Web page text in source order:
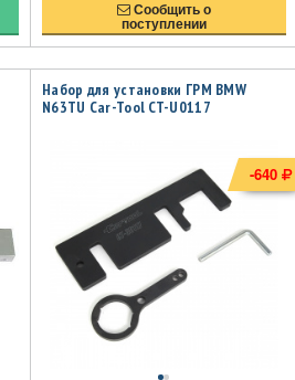
Сообщить о
поступлении
Набор для установки ГРМ BMW
N63TU Car-Tool CT-U0117
-640